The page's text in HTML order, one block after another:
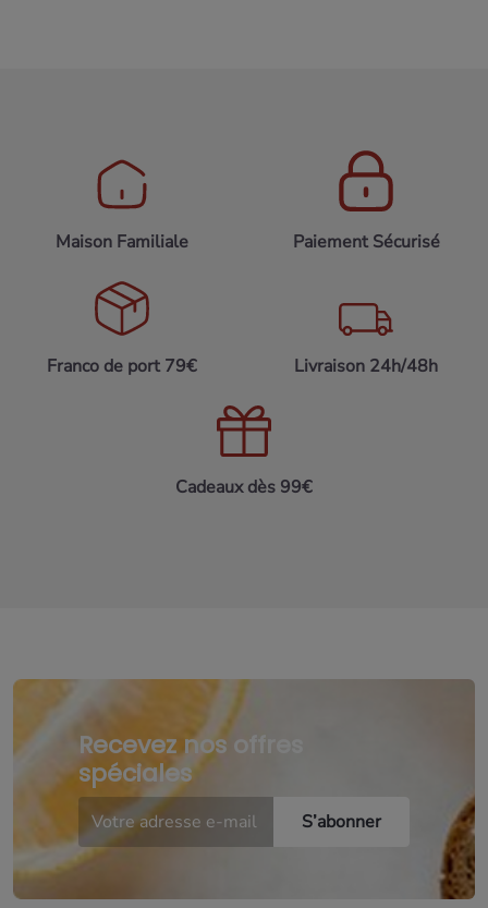
Maison Familiale Paiement Sécurisé
Franco de port 79€ Livraison 24h/48h
Cadeaux dès 99€
Recevez nos offres
spéciales